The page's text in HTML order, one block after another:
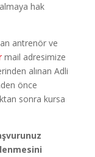
hak
antrenör ve
mail adresimize
alınan Adli
önce
sonra kursa